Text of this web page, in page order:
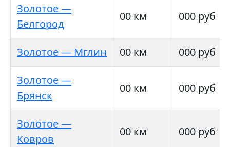
Золотое —
Белгород
00 км 000 руб
Золотое — Мглин 00 км 000 руб
Золотое —
Брянск
00 км 000 руб
Золотое —
Ковров
00 км 000 руб